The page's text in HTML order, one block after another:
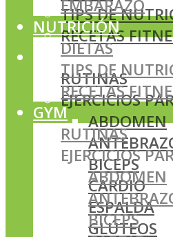
TIPS DE
RECETAS
GYM
RUTINAS
EJERCICIOS
ABDOMEN
BICEPS
CARDIO
ESPALDA
GLÚTEOS
EMBARAZO
NUTRICIÓN
DIETAS
TIPS DE
RECETAS
GYM
RUTINAS
EJERCICIOS
ABDOMEN
BICEPS